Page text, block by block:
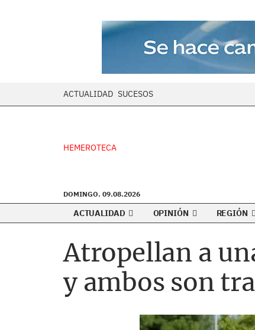
ACTUALIDAD SUCESOS
HEMEROTECA
DOMINGO. 09.08.2026
ACTUALIDAD OPINIÓN REGIÓN
Atropellan a
y ambos son